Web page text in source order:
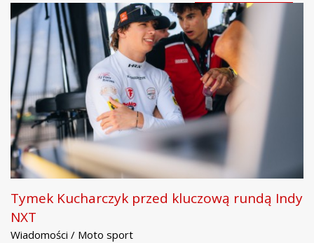
Tymek Kucharczyk przed kluczową rundą Indy
NXT
Wiadomości / Moto sport